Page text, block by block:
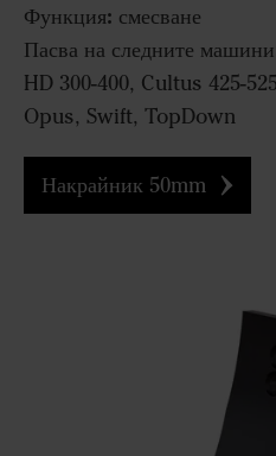
Функция: смесване
Пасва на следните
HD 300-400, Cultus 425-
Opus, Swift, TopDown
Накрайник 50mm